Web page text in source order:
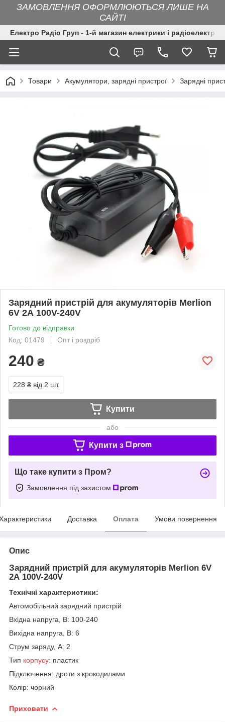
ЗАМОВЛЕННЯ ОФОРМЛЮЮТЬСЯ ЛИШЕ НА
САЙТІ
Електро Радіо Груп - 1-й магазин електрики і
Товари Акумулятори, зарядні пристрої Зарядні
Зарядний пристрій для акумуляторів Merlion
6V 2А 100V-240V
Готово до відправки
Код: 01479
Опт і роздріб
240 ₴
228 ₴ від 2 шт.
Купити
або
Купити з
Що таке купити з Пром?
Замовлення під захистом
Доставка Оплата Умови повернення
Опис
Зарядний пристрій для акумуляторів Merlion 6V
2А 100V-240V
Технічні характеристики:
Автомобільний зарядний пристрій
Вхідна напруга, В: 100-240
Вихідна напруга, В: 6
Струм заряду, А: 2
Тип корпусу: пластик
Підключення: дроти з крокодилами
Колір: чорний
Приховати